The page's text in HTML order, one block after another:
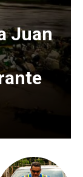
Juan